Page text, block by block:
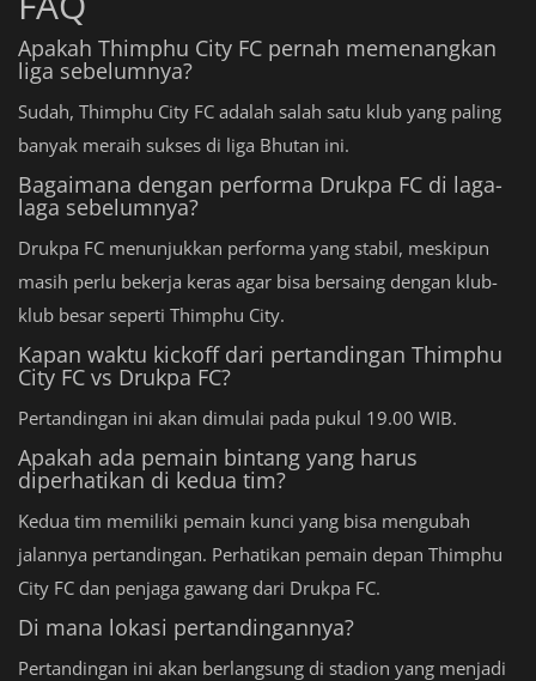
Apakah Thimphu City FC pernah memenangkan
liga sebelumnya?
Sudah, Thimphu City FC adalah salah satu klub yang paling
banyak meraih sukses di liga Bhutan ini.
Bagaimana dengan performa Drukpa FC di laga-
laga sebelumnya?
Drukpa FC menunjukkan performa yang stabil, meskipun
masih perlu bekerja keras agar bisa bersaing dengan klub-
klub besar seperti Thimphu City.
Kapan waktu kickoff dari pertandingan Thimphu
City FC vs Drukpa FC?
Pertandingan ini akan dimulai pada pukul 19.00 WIB.
Apakah ada pemain bintang yang harus
diperhatikan di kedua tim?
Kedua tim memiliki pemain kunci yang bisa mengubah
jalannya pertandingan. Perhatikan pemain depan Thimphu
City FC dan penjaga gawang dari Drukpa FC.
Di mana lokasi pertandingannya?
Pertandingan ini akan berlangsung di stadion yang menjadi